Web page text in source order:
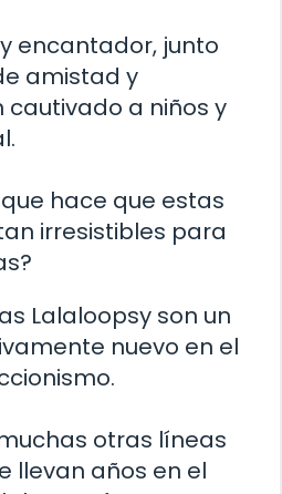
encantador, junto
amistad y
a niños y
hace que estas
irresistibles para
Lalaloopsy son un
nuevo en el
otras líneas
llevan años en el